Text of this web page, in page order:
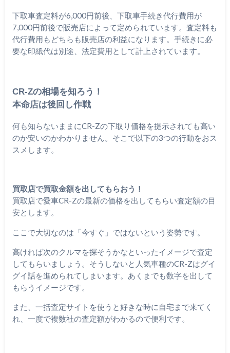
下取車査定料が6,000円前後、下取車手続き代行費用が
7,000円前後で販売店によって定められています。査定料も
代行費用もどちらも販売店の利益になります。手続きに必
要な印紙代は別途、法定費用として計上されています。
CR-Zの相場を知ろう！
本命店は後回し作戦
何も知らないままにCR-Zの下取り価格を提示されても高い
のか安いのかわかりません。そこで以下の3つの行動をおス
スメします。
買取店で買取金額を出してもらおう！
買取店で愛車CR-Zの最新の価格を出してもらい査定額の目
安とします。
ここで大切なのは「今すぐ」ではないという姿勢です。
高ければ次のクルマを探そうかなといったイメージで査定
してもらいましょう。そうしないと人気車種のCR-Zはグイ
グイ話を進められてしまいます。あくまでも数字を出して
もらうイメージです。
また、一括査定サイトを使うと好きな時に自宅まで来てく
れ、一度で複数社の査定額がわかるので便利です。